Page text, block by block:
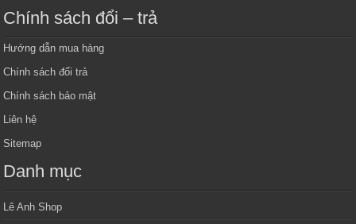
Chính sách đổi – trả
Hướng dẫn mua hàng
Chính sách đổi trả
Chính sách bảo mật
Liên hệ
Sitemap
Danh mục
Lê Anh Shop